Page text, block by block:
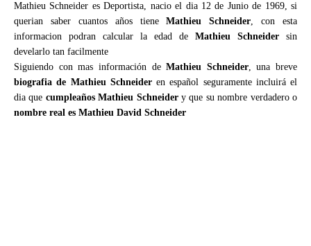
Mathieu Schneider es Deportista, nacio el dia 12 de Junio de 1969, si
querian saber cuantos años tieneMathieu Schneider, con esta
informacion podran calcular la edad de Mathieu Schneider sin
develarlo tan facilmente
Siguiendo con mas información deMathieu Schneider, una breve
biografia de Mathieu Schneideren español seguramente incluirá el
dia que cumpleaños Mathieu Schneidery que su nombre verdadero o
nombre real es Mathieu David Schneider